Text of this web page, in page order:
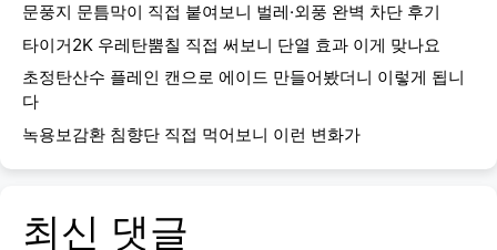
문풍지 문틈막이 직접 붙여보니 벌레·외풍 완벽 차단 후기
타이거2K 우레탄뿜칠 직접 써보니 단열 효과 이게 맞나요
초정탄산수 플레인 캔으로 에이드 만들어봤더니 이렇게 됩니
다
녹용보감환 침향단 직접 먹어보니 이런 변화가
최신 댓글